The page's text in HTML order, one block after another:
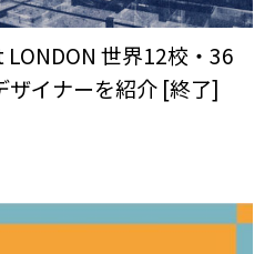
世界12校・36
ザイナーを紹介 [終了]